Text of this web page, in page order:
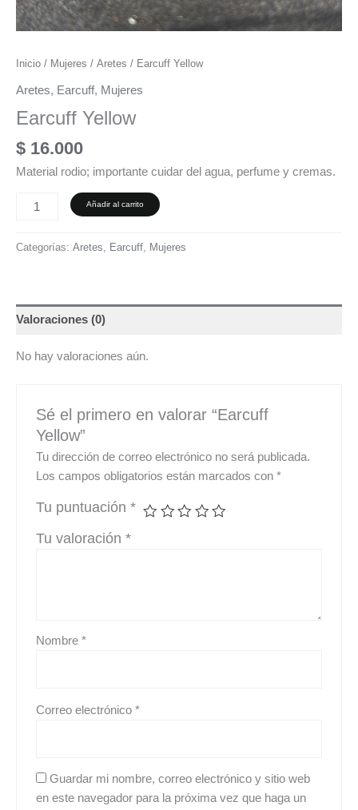
Inicio / Mujeres / Aretes / Earcuff Yellow
Aretes, Earcuff, Mujeres
Earcuff Yellow
$ 16.000
Material rodio; importante cuidar del agua, perfume y cremas.
Añadir al carrito
Categorías: Aretes, Earcuff, Mujeres
Valoraciones (0)
No hay valoraciones aún.
Sé el primero en valorar “Earcuff
Yellow”
Tu dirección de correo electrónico no será publicada.
Los campos obligatorios están marcados con*
Tu puntuación*
Tu valoración*
Nombre*
Correo electrónico*
Guardar mi nombre, correo electrónico y sitio web
en este navegador para la próxima vez que haga un